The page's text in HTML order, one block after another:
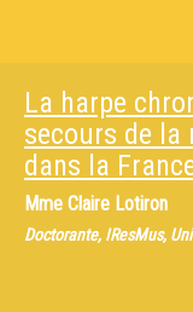
La harpe
secours de la
dans la
Mme Claire Lotiron
Doctorante, IResMus,